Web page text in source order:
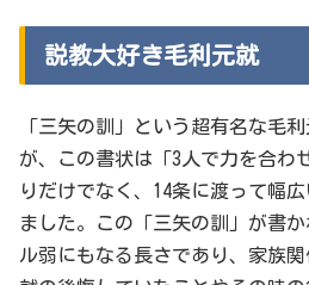
説教大好き毛利元就
「三矢の訓」という超有名な毛
が、この書状は「3人で力を合わ
りだけでなく、14条に渡って幅
ました。この「三矢の訓」が書
ル弱にもなる長さであり、家族